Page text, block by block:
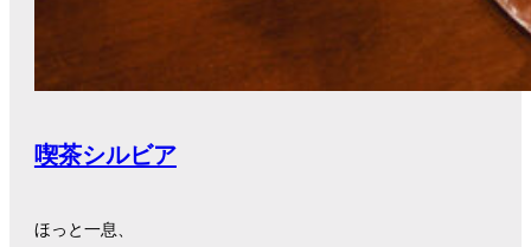
喫茶シルビア
ほっと一息、